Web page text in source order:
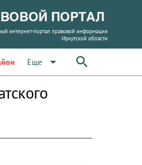
интернет-портал правовой информации
Иркутской области
Еще arrow_drop_down